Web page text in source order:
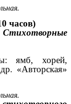
часов)
ямб, хорей,
«Авторская»